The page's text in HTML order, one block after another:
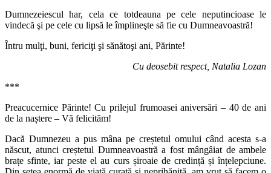
Dumnezeiescul har, cela ce totdeauna pe cele neputincioase le
vindecă şi pe cele cu lipsă le împlineşte să fie cu Dumneavoastră!
Întru mulţi, buni, fericiţi şi sănătoşi ani, Părinte!
Cu deosebit respect, Natalia Lozan
***
Preacucernice Părinte! Cu prilejul frumoasei aniversări – 40 de ani
de la naștere – Vă felicităm!
Dacă Dumnezeu a pus mâna pe creștetul omului când acesta s-a
născut, atunci creștetul Dumneavoastră a fost mângâiat de ambele
brațe sfinte, iar peste el au curs șiroaie de credință și înțelepciune.